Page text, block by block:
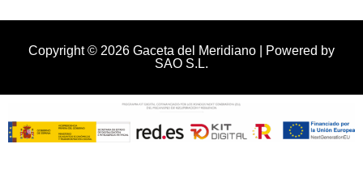
Copyright © 2026 Gaceta del Meridiano | Powered by
SAO S.L.